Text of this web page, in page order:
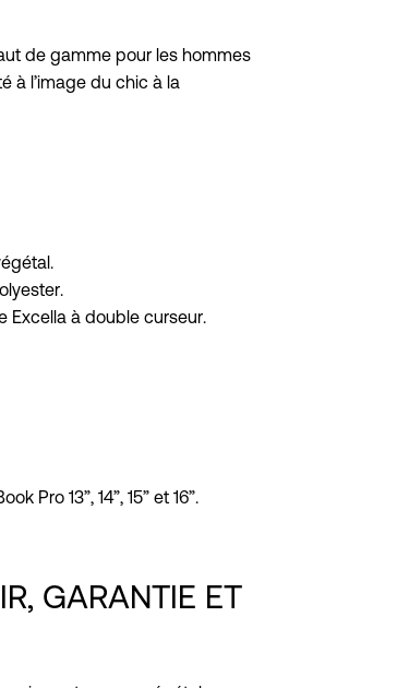
de gamme pour les hommes
à l’image du chic à la
Excella à double curseur.
Pro 13”, 14”, 15” et 16”.
GARANTIE ET